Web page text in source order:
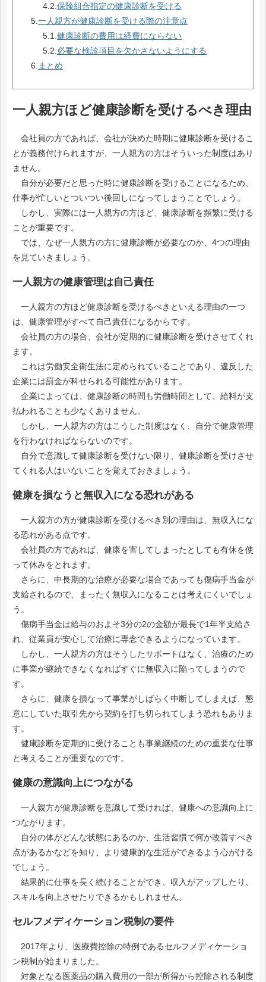
4.2. 保険組合指定の健康診断を受ける
5. 一人親方が健康診断を受ける際の注意点
5.1. 健康診断の費用は経費にならない
5.2. 必要な検診項目を欠かさないようにする
6. まとめ
一人親方ほど健康診断を受けるべき理由
会社員の方であれば、会社が決めた時期に健康診断を受けるこ
とが義務付けられますが、一人親方の方はそういった制度はあり
ません。
自分が必要だと思った時に健康診断を受けることになるため、
仕事が忙しいとついつい後回しになってしまうことでしょう。
しかし、実際には一人親方の方ほど、健康診断を頻繁に受ける
ことが重要です。
では、なぜ一人親方の方に健康診断が必要なのか、4つの理由
を見ていきましょう。
一人親方の健康管理は自己責任
一人親方の方ほど健康診断を受けるべきといえる理由の一つ
は、健康管理がすべて自己責任になるからです。
会社員の方の場合、会社が定期的に健康診断を受けさせてくれ
ます。
これは労働安全衛生法に定められていることであり、違反した
企業には罰金が科せられる可能性があります。
企業によっては、健康診断の時間も労働時間として、給料が支
払われることも少なくありません。
しかし、一人親方の方はこうした制度はなく、自分で健康管理
を行わなければならないのです。
自分で意識して健康診断を受けない限り、健康診断を受けさせ
てくれる人はいないことを覚えておきましょう。
健康を損なうと無収入になる恐れがある
一人親方の方が健康診断を受けるべき別の理由は、無収入にな
る恐れがある点です。
会社員の方であれば、健康を害してしまったとしても有休を使
って休みをとれます。
さらに、中長期的な治療が必要な場合であっても傷病手当金が
支給されるので、まったく無収入になることは考えにくいでしょ
う。
傷病手当金は給与のおよそ3分の2の金額が最長で1年半支給さ
れ、従業員が安心して治療に専念できるようになっています。
しかし、一人親方の方はそうしたサポートはなく、治療のため
に事業が継続できなくなればすぐに無収入に陥ってしまうので
す。
さらに、健康を損なって事業がしばらく中断してしまえば、懇
意にしていた取引先から契約を打ち切られてしまう恐れもありま
す。
健康診断を定期的に受けることも事業継続のための重要な仕事
と考えることが重要なのです。
健康の意識向上につながる
一人親方が健康診断を意識して受ければ、健康への意識向上に
つながります。
自分の体がどんな状態にあるのか、生活習慣で何か改善すべき
点があるかなどを知り、より健康的な生活ができるよう心がける
でしょう。
結果的に仕事を長く続けることができ、収入がアップしたり、
スキルを向上させたりできるかもしれません。
セルフメディケーション税制の要件
2017年より、医療費控除の特例であるセルフメディケーショ
ン税制が始まりました。
対象となる医薬品の購入費用の一部が所得から控除される制度